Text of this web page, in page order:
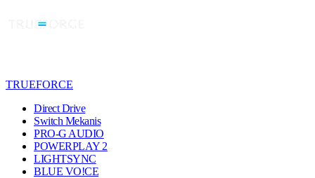
TRUEFORCE
Direct Drive
Switch Mekanis
PRO-G AUDIO
POWERPLAY 2
LIGHTSYNC
BLUE VO!CE